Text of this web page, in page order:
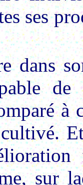
ses
dans
à
sur